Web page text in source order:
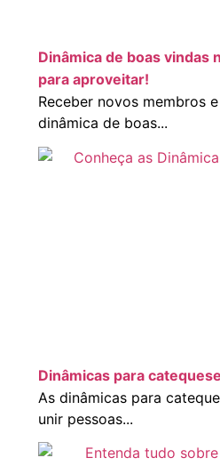
Dinâmica de boas vindas
para aproveitar!
Receber novos membros
dinâmica de boas...
Dinâmicas para catequese
As dinâmicas para
unir pessoas...